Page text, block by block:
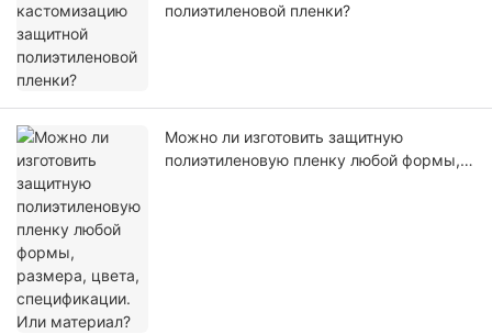
полиэтиленовой пленки?
Можно ли изготовить защитную
полиэтиленовую пленку любой формы,